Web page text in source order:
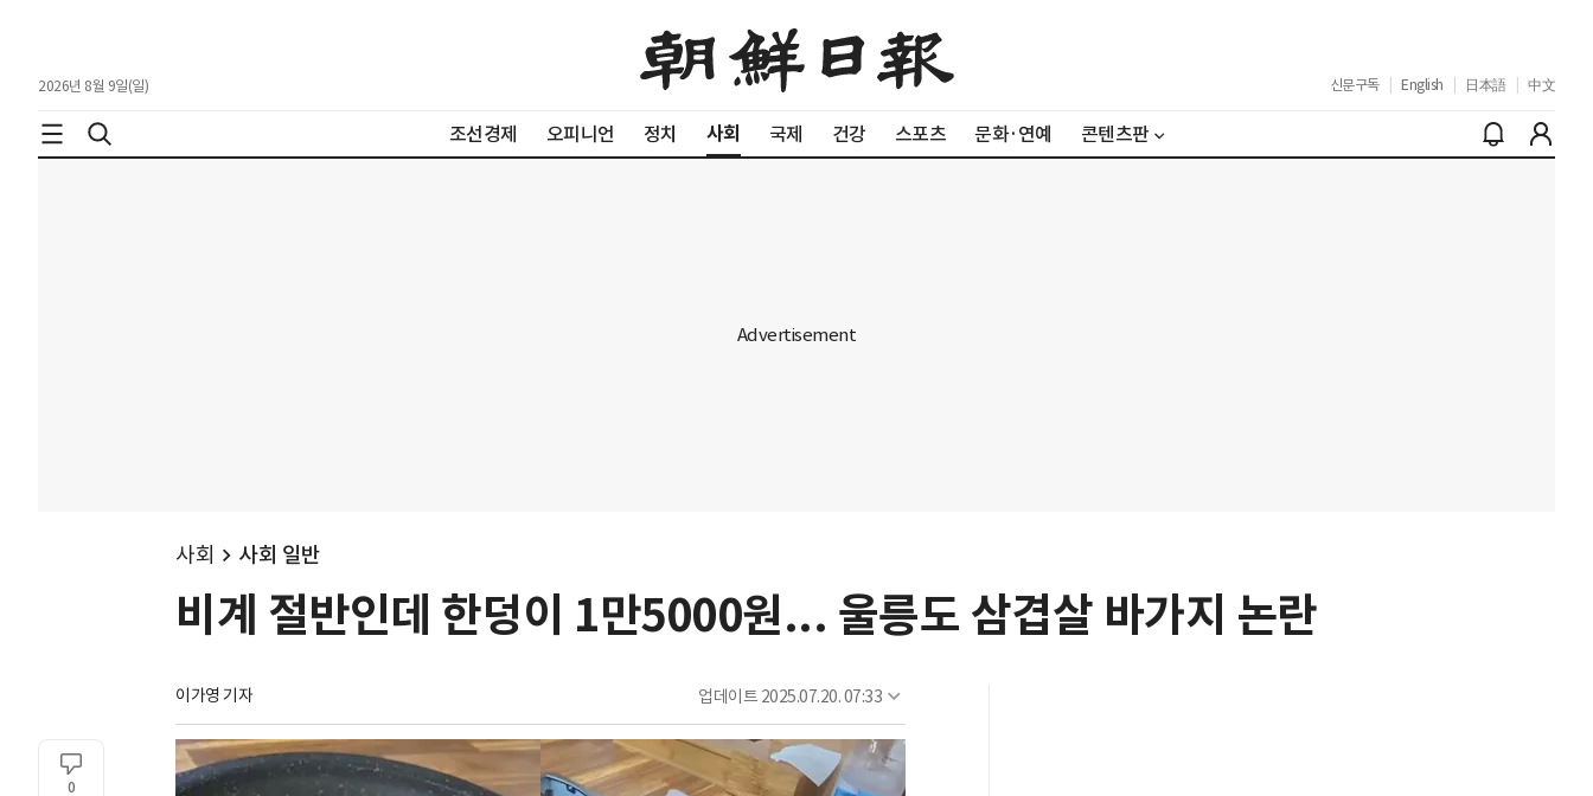
2026년 8월 9일(일) 신문구독 English 日本語 中文
조선경제 오피니언 정치 사회 국제 건강 스포츠 문화·연예 콘텐츠판
사회 사회 일반
비계 절반인데 한덩이 1만5000원... 울릉도 삼겹살 바가지 논란
이가영 기자 업데이트 2025.07.20. 07:33
0